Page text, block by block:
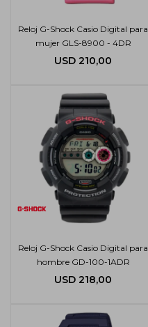
Reloj G-Shock Casio Digital para
mujer GLS-8900 - 4DR
USD 210,00
Reloj G-Shock Casio Digital para
hombre GD-100-1ADR
USD 218,00